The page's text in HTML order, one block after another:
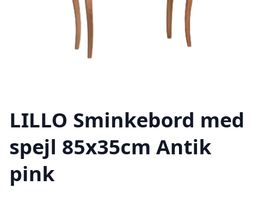
LILLO Sminkebord med
spejl 85x35cm Antik
pink